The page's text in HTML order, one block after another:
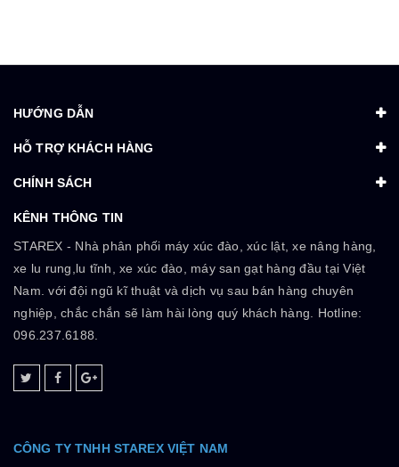
HƯỚNG DẪN
HỖ TRỢ KHÁCH HÀNG
CHÍNH SÁCH
KÊNH THÔNG TIN
STAREX - Nhà phân phối máy xúc đào, xúc lật, xe nâng hàng,
xe lu rung,lu tĩnh, xe xúc đào, máy san gạt hàng đầu tại Việt
Nam. với đội ngũ kĩ thuật và dịch vụ sau bán hàng chuyên
nghiệp, chắc chắn sẽ làm hài lòng quý khách hàng. Hotline:
096.237.6188.
CÔNG TY TNHH STAREX VIỆT NAM